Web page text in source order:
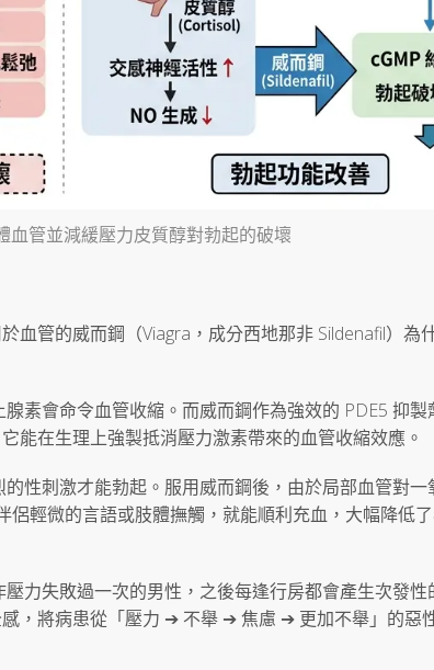
血管並減緩壓力皮質醇對勃起的破壞
血管的威而鋼（Viagra，成分西地那非 Sildenafil）為
素會命令血管收縮。而威而鋼作為強效的 PDE5 抑製
能在生理上強製抵消壓力激素帶來的血管收縮效應。
性刺激才能勃起。服用威而鋼後，由於局部血管對一
侶輕微的言語或肢體撫觸，就能順利充血，大幅降低
力失敗過一次的男性，之後每逢行房都會產生次發性
，將病患從「壓力 ➔ 不舉 ➔ 焦慮 ➔ 更加不舉」的惡